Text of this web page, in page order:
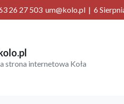
26 27 503 um@kolo.pl | 6
strona internetowa Koła